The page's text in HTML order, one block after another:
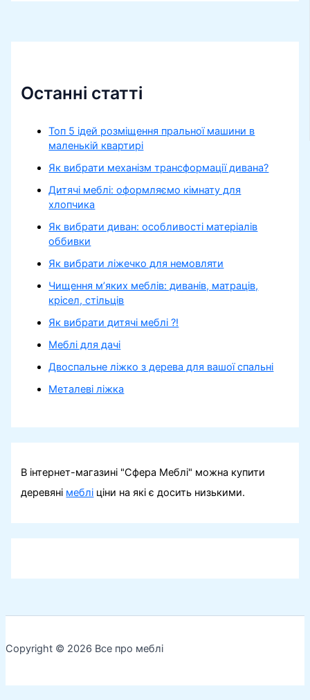
Останні статті
Топ 5 ідей розміщення пральної машини в
маленькій квартирі
Як вибрати механізм трансформації дивана?
Дитячі меблі: оформляємо кімнату для
хлопчика
Як вибрати диван: особливості матеріалів
оббивки
Як вибрати ліжечко для немовляти
Чищення м’яких меблів: диванів, матраців,
крісел, стільців
Як вибрати дитячі меблі ?!
Меблі для дачі
Двоспальне ліжко з дерева для вашої спальні
Металеві ліжка
В інтернет-магазині "Сфера Меблі" можна купити
деревяні меблі ціни на які є досить низькими.
Copyright © 2026 Все про меблі